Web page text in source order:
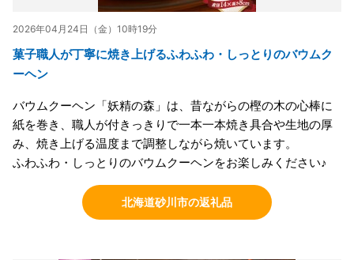
2026年04月24日（金）10時19分
菓子職人が丁寧に焼き上げるふわふわ・しっとりのバウムク
ーヘン
バウムクーヘン「妖精の森」は、昔ながらの樫の木の心棒に
紙を巻き、職人が付きっきりで一本一本焼き具合や生地の厚
み、焼き上げる温度まで調整しながら焼いています。
ふわふわ・しっとりのバウムクーヘンをお楽しみください♪
北海道砂川市の返礼品